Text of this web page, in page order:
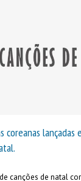
coreanas lançadas
canções de natal